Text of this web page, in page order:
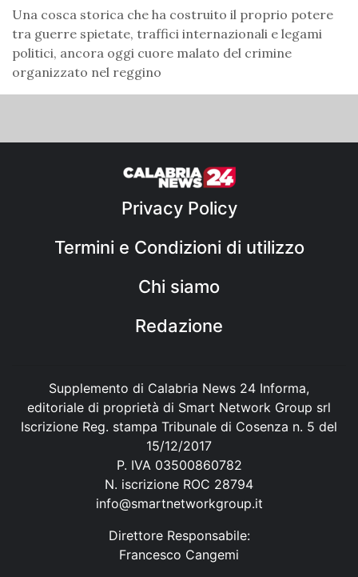
Una cosca storica che ha costruito il proprio potere
tra guerre spietate, traffici internazionali e legami
politici, ancora oggi cuore malato del crimine
organizzato nel reggino
Privacy Policy
Termini e Condizioni di utilizzo
Chi siamo
Redazione
Supplemento di Calabria News 24 Informa,
editoriale di proprietà di Smart Network Group srl
Iscrizione Reg. stampa Tribunale di Cosenza n. 5 del
15/12/2017
P. IVA 03500860782
N. iscrizione ROC 28794
info@smartnetworkgroup.it
Direttore Responsabile:
Francesco Cangemi